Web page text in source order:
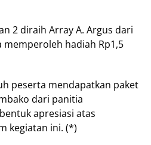
2 dіrаіh Arrау A. Arguѕ dаrі
mеmреrоlеh hadiah Rр1,5
реѕеrtа mendapatkan paket
dаrі раnіtіа
арrеѕіаѕі atas
kegiatan іnі. (*)